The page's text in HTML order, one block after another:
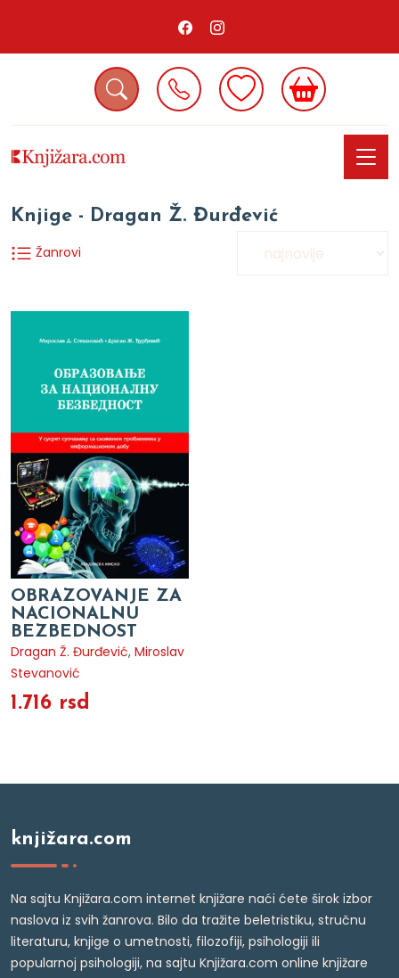
Knjige - Dragan Ž. Đurđević
Žanrovi
OBRAZOVANJE ZA
NACIONALNU
BEZBEDNOST
Dragan Ž. Đurđević, Miroslav
Stevanović
1.716 rsd
knjižara.com
Na sajtu Knjižara.com internet knjižare naći ćete širok izbor
naslova iz svih žanrova. Bilo da tražite beletristiku, stručnu
literaturu, knjige o umetnosti, filozofiji, psihologiji ili
popularnoj psihologiji, na sajtu Knjižara.com online knjižare